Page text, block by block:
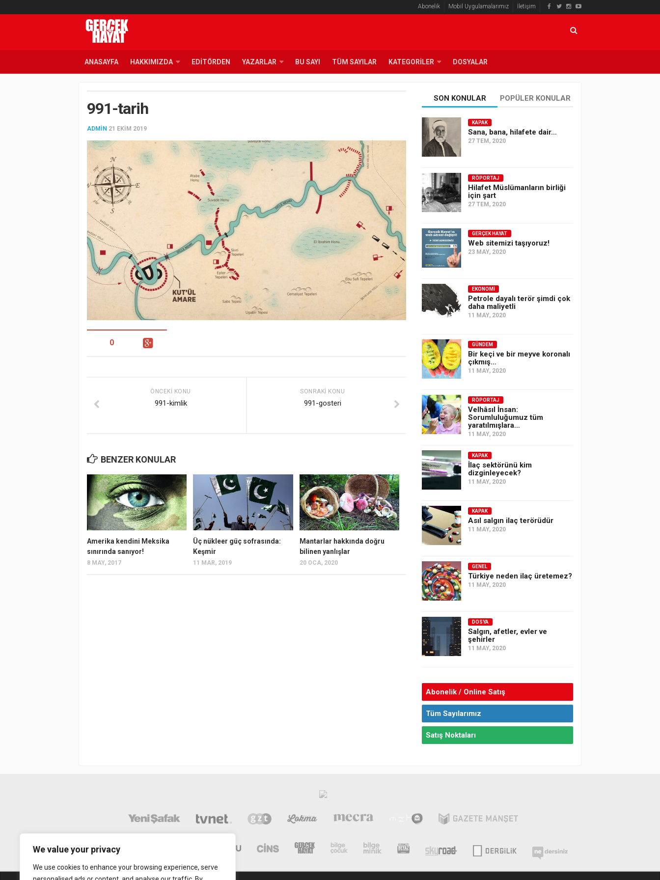
We value your privacy
We use cookies to enhance your browsing experience, serve
Abonelik Mobil Uygulamalarımız İletişim
ANASAYFA HAKKIMIZDA EDITÖRDEN YAZARLAR BU SAYI TÜM SAYILAR KATEGORILER DOSYALAR
991-tarih
ADMIN 21 EKIM 2019
0
SONRAKI KONU
991-gosteri
ÖNCEKI KONU
991-kimlik
BENZER KONULAR
Amerika kendini Meksika
sınırında sanıyor!
8 MAY, 2017
Üç nükleer güç sofrasında:
Keşmir
11 MAR, 2019
Mantarlar hakkında doğru
bilinen yanlışlar
20 OCA, 2020
SON KONULAR POPÜLER KONULAR
KAPAK
Sana, bana, hilafete dair…
27 TEM, 2020
RÖPORTAJ
Hilafet Müslümanların birliği
için şart
27 TEM, 2020
GERÇEK HAYAT
Web sitemizi taşıyoruz!
23 MAY, 2020
EKONOMI
Petrole dayalı terör şimdi çok
daha maliyetli
11 MAY, 2020
GÜNDEM
Bir keçi ve bir meyve koronalı
çıkmış…
11 MAY, 2020
RÖPORTAJ
Velhâsıl İnsan:
Sorumluluğumuz tüm
yaratılmışlara…
11 MAY, 2020
KAPAK
İlaç sektörünü kim
dizginleyecek?
11 MAY, 2020
KAPAK
Asıl salgın ilaç terörüdür
11 MAY, 2020
GENEL
Türkiye neden ilaç üretemez?
11 MAY, 2020
DOSYA
Salgın, afetler, evler ve
şehirler
11 MAY, 2020
Abonelik / Online Satış
Tüm Sayılarımız
Satış Noktaları